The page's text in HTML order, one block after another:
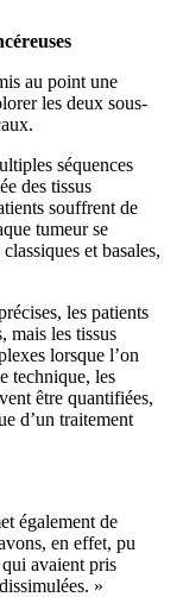
au point une
les deux sous-
séquences
des tissus
souffrent de
tumeur se
et basales,
les patients
mais les tissus
lorsque l’on
technique, les
être quantifiées,
d’un traitement
également de
en effet, pu
qui avaient pris
»